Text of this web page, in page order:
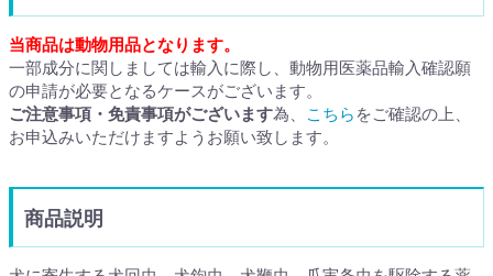
当商品は動物用品となります。
一部成分に関しましては輸入に際し、動物用医薬品輸入確認願
の申請が必要となるケースがございます。
ご注意事項・免責事項がございます為、 こちら をご確認の上、
お申込みいただけますようお願い致します。
商品説明